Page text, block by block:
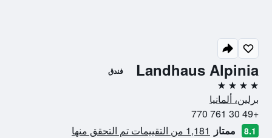
Landhaus Alpinia فندق
4 نجوم
برلين، ألمانيا
+49 30 761 770
8.1 ممتاز 1,181 من التقييمات تم التحقق منها